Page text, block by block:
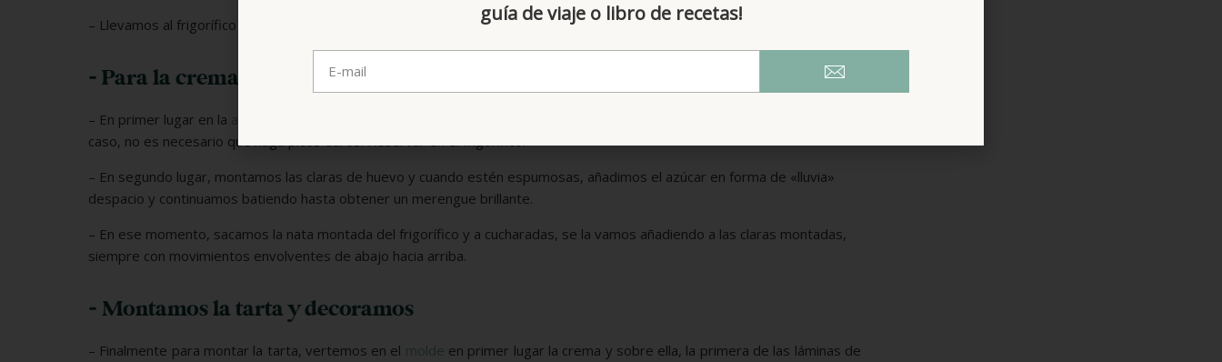
– Llevamos al frigorífico y dejamos allí hasta que se solidifique.
- Para la crema de nata
– En primer lugar en la amasadora
caso, no es necesario que haga picos duros. Reservar en el frigorífico.
– En segundo lugar, montamos las claras de huevo y cuando estén espumosas, añadimos el azúcar en forma de «lluvia»
despacio y continuamos batiendo hasta obtener un merengue brillante.
– En ese momento, sacamos la nata montada del frigorífico y a cucharadas, se la vamos añadiendo a las claras montadas,
siempre con movimientos envolventes de abajo hacia arriba.
- Montamos la tarta y decoramos
– Finalmente para montar la tarta, vertemos en el molde en primer lugar la crema y sobre ella, la primera de las láminas de
guía de viaje o libro de recetas!